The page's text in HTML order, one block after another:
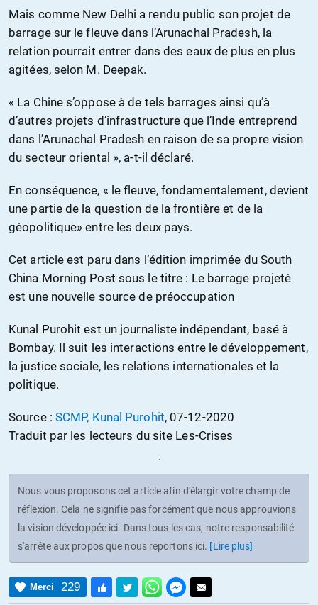
Mais comme New Delhi a rendu public son projet de
barrage sur le fleuve dans l’Arunachal Pradesh, la
relation pourrait entrer dans des eaux de plus en plus
agitées, selon M. Deepak.
« La Chine s’oppose à de tels barrages ainsi qu’à
d’autres projets d’infrastructure que l’Inde entreprend
dans l’Arunachal Pradesh en raison de sa propre vision
du secteur oriental », a-t-il déclaré.
En conséquence, « le fleuve, fondamentalement, devient
une partie de la question de la frontière et de la
géopolitique» entre les deux pays.
Cet article est paru dans l’édition imprimée du South
China Morning Post sous le titre : Le barrage projeté
est une nouvelle source de préoccupation
Kunal Purohit est un journaliste indépendant, basé à
Bombay. Il suit les interactions entre le développement,
la justice sociale, les relations internationales et la
politique.
Source : SCMP, Kunal Purohit, 07-12-2020
Traduit par les lecteurs du site Les-Crises
Nous vous proposons cet article afin d'élargir votre champ de
réflexion. Cela ne signifie pas forcément que nous approuvions
la vision développée ici. Dans tous les cas, notre responsabilité
s'arrête aux propos que nous reportons ici. [Lire plus]
Merci 229